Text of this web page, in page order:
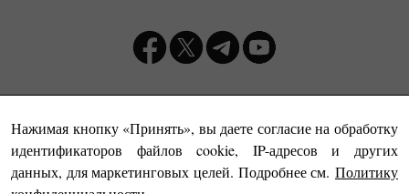
Нажимая кнопку «Принять», вы даете согласие на обработку
идентификаторов файлов cookie, IP-адресов и других
данных, для маркетинговых целей. Подробнее см. Политику